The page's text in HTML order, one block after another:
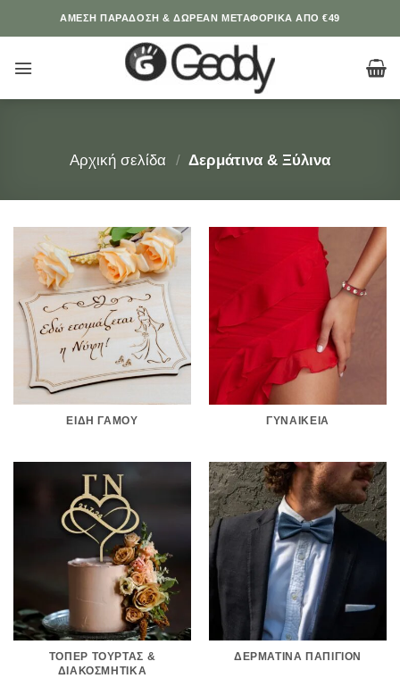
ΆΜΕΣΗ ΠΑΡΑΔΟΣΗ & ΔΩΡΕΑΝ ΜΕΤΑΦΟΡΙΚΑ ΑΠΟ €49
Αρχική σελίδα / Δερμάτινα & Ξύλινα
ΕΊΔΗ ΓΆΜΟΥ ΓΥΝΑΙΚΕΊΑ
ΤΌΠΕΡ ΤΟΎΡΤΑΣ &
ΔΙΑΚΟΣΜΗΤΙΚΆ
ΔΕΡΜΆΤΙΝΑ ΠΑΠΙΓΙΌΝ